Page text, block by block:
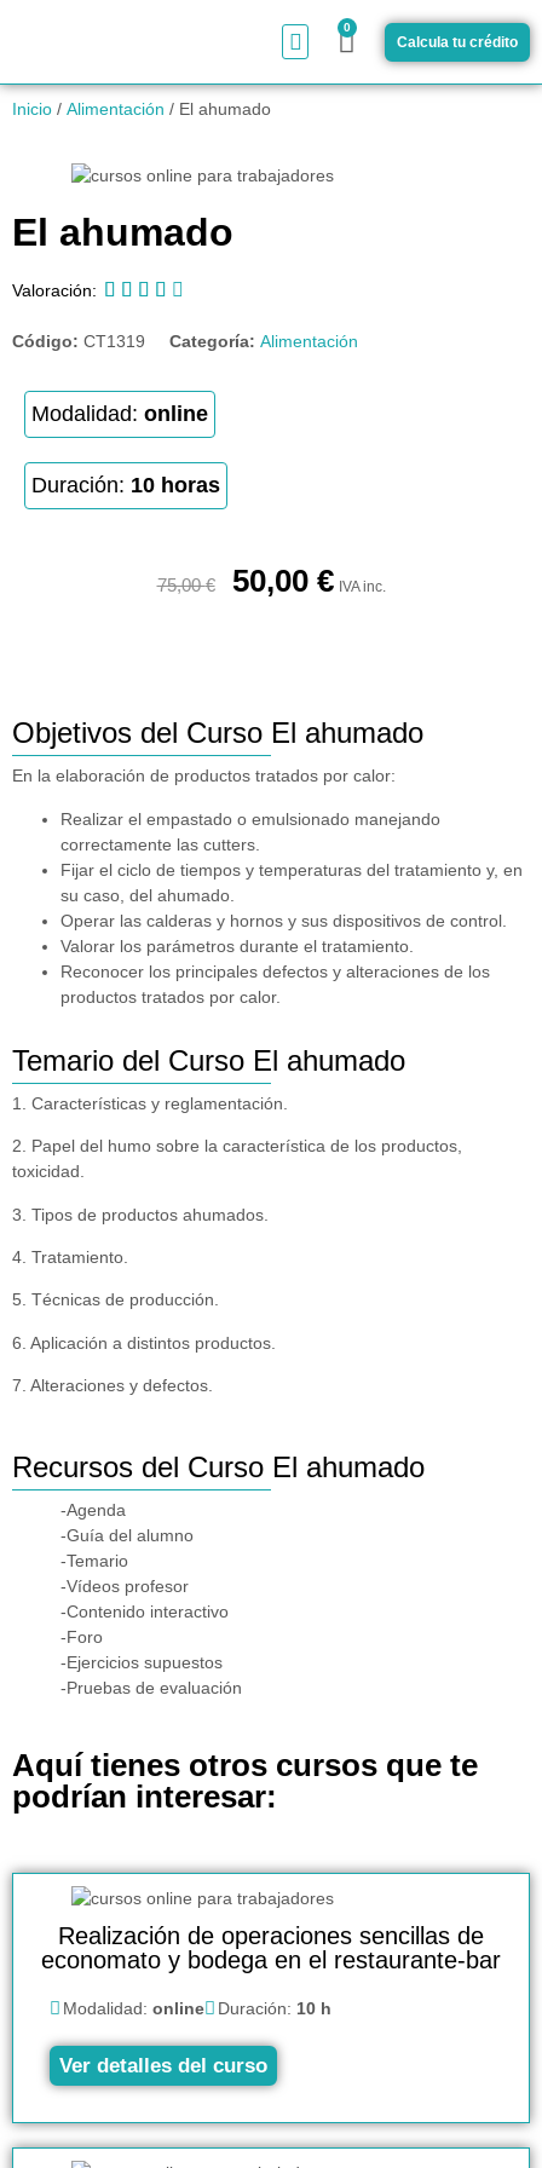
0
Calcula tu crédito
Inicio / Alimentación / El ahumado
El ahumado
Valoración:     
Código: CT1319 Categoría: Alimentación
Modalidad: online
Duración: 10 horas
75,00€ 50,00 € IVA inc.
Objetivos del Curso El ahumado
En la elaboración de productos tratados por calor:
Realizar el empastado o emulsionado manejando
correctamente las cutters.
Fijar el ciclo de tiempos y temperaturas del tratamiento y, en
su caso, del ahumado.
Operar las calderas y hornos y sus dispositivos de control.
Valorar los parámetros durante el tratamiento.
Reconocer los principales defectos y alteraciones de los
productos tratados por calor.
Temario del Curso El ahumado
1. Características y reglamentación.
2. Papel del humo sobre la característica de los productos,
toxicidad.
3. Tipos de productos ahumados.
4. Tratamiento.
5. Técnicas de producción.
6. Aplicación a distintos productos.
7. Alteraciones y defectos.
Recursos del Curso El ahumado
-Agenda
-Guía del alumno
-Temario
-Vídeos profesor
-Contenido interactivo
-Foro
-Ejercicios supuestos
-Pruebas de evaluación
Aquí tienes otros cursos que te
podrían interesar:
Realización de operaciones sencillas de
economato y bodega en el restaurante-bar
Modalidad: online Duración: 10 h
Ver detalles del curso